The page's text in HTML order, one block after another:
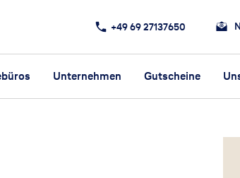
+49 69 27137650
Unternehmen Gutscheine